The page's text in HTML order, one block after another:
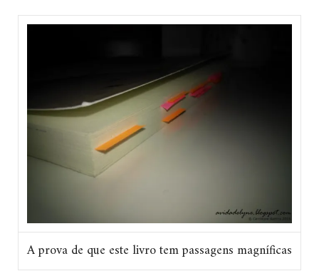
A prova de que este livro tem passagens magníficas